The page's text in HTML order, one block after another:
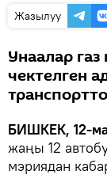
Жазылуу
Унаалар
чектелген
БИШКЕК, 12-
жаңы 12
мэриядан